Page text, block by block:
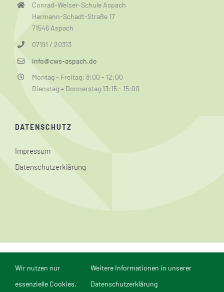
Conrad-Weiser-Schule Aspach
Hermann-Schadt-Straße 17
71546 Aspach
07191 / 20313
info@cws-aspach.de
Montag - Freitag: 8:00 - 12:00
Dienstag + Donnerstag 13:15 - 15:00
DATENSCHUTZ
Impressum
Datenschutzerklärung
© Conrad-Weiser-Schule Aspach | Webmaster: Dominik
Reichert | Webdesign und Realisierung in Mannheim durch
Wir nutzen nur
essenzielle Cookies.
Weitere Informationen in unserer
Datenschutzerklärung